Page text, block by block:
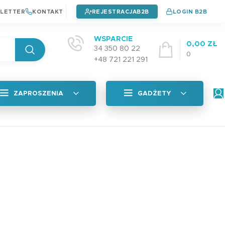
KONTAKT REJESTRACJA LOGIN B2B
WSPARCIE
34 350 80 22
+48 721 221 291
0
0,00 ZŁ
ZAPROSZENIA GADŻETY